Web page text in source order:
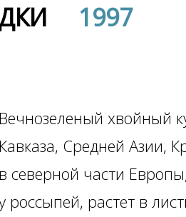
1997
Вечнозеленый хвойный
Кавказа, Средней Азии,
в северной части
россыпей, растет в